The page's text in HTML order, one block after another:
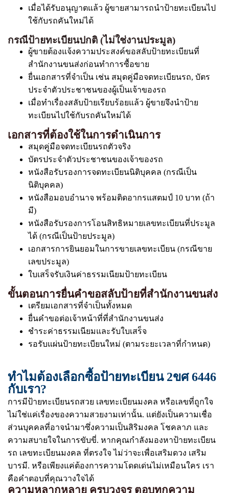
เมื่อได้รับอนุญาตแล้ว ผู้ขายสามารถนำป้ายทะเบียนไป
ใช้กับรถคันใหม่ได้
กรณีป้ายทะเบียนปกติ (ไม่ใช่งานประมูล)
ผู้ขายต้องแจ้งความประสงค์ขอสลับป้ายทะเบียนที่
สำนักงานขนส่งก่อนทำการซื้อขาย
ยื่นเอกสารที่จำเป็น เช่น สมุดคู่มือจดทะเบียนรถ, บัตร
ประจำตัวประชาชนของผู้เป็นเจ้าของรถ
เมื่อทำเรื่องสลับป้ายเรียบร้อยแล้ว ผู้ขายจึงนำป้าย
ทะเบียนไปใช้กับรถคันใหม่ได้
เอกสารที่ต้องใช้ในการดำเนินการ
สมุดคู่มือจดทะเบียนรถตัวจริง
บัตรประจำตัวประชาชนของเจ้าของรถ
หนังสือรับรองการจดทะเบียนนิติบุคคล (กรณีเป็น
นิติบุคคล)
หนังสือมอบอำนาจ พร้อมติดอากรแสตมป์ 10 บาท (ถ้า
มี)
หนังสือรับรองการโอนสิทธิหมายเลขทะเบียนที่ประมูล
ได้ (กรณีเป็นป้ายประมูล)
เอกสารการยินยอมในการขายเลขทะเบียน (กรณีขาย
เลขประมูล)
ใบเสร็จรับเงินค่าธรรมเนียมป้ายทะเบียน
ขั้นตอนการยื่นคำขอสลับป้ายที่สำนักงานขนส่ง
เตรียมเอกสารที่จำเป็นทั้งหมด
ยื่นคำขอต่อเจ้าหน้าที่ที่สำนักงานขนส่ง
ชำระค่าธรรมเนียมและรับใบเสร็จ
รอรับแผ่นป้ายทะเบียนใหม่ (ตามระยะเวลาที่กำหนด)
ทำไมต้องเลือกซื้อป้ายทะเบียน 2ขศ 6446
กับเรา?
การมีป้ายทะเบียนรถสวย เลขทะเบียนมงคล หรือเลขที่ถูกใจ
ไม่ใช่แค่เรื่องของความสวยงามเท่านั้น. แต่ยังเป็นความเชื่อ
ส่วนบุคคลที่อาจนำมาซึ่งความเป็นสิริมงคล โชคลาภ และ
ความสบายใจในการขับขี่. หากคุณกำลังมองหาป้ายทะเบียน
รถ เลขทะเบียนมงคล ที่ตรงใจ ไม่ว่าจะเพื่อเสริมดวง เสริม
บารมี. หรือเพียงแค่ต้องการความโดดเด่นไม่เหมือนใคร เรา
คือคำตอบที่คุณวางใจได้
ความหลากหลาย ครบวงจร ตอบทุกความ